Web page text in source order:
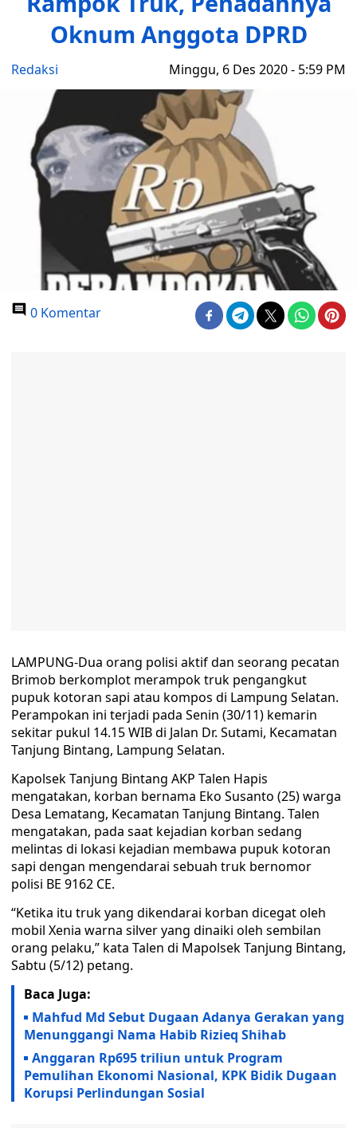
Oknum Anggota DPRD
Redaksi Minggu, 6 Des 2020 - 5:59 PM
0 Komentar
LAMPUNG-Dua orang polisi aktif dan seorang pecatan
Brimob berkomplot merampok truk pengangkut
pupuk kotoran sapi atau kompos di Lampung Selatan.
Perampokan ini terjadi pada Senin (30/11) kemarin
sekitar pukul 14.15 WIB di Jalan Dr. Sutami, Kecamatan
Tanjung Bintang, Lampung Selatan.
Kapolsek Tanjung Bintang AKP Talen Hapis
mengatakan, korban bernama Eko Susanto (25) warga
Desa Lematang, Kecamatan Tanjung Bintang. Talen
mengatakan, pada saat kejadian korban sedang
melintas di lokasi kejadian membawa pupuk kotoran
sapi dengan mengendarai sebuah truk bernomor
polisi BE 9162 CE.
“Ketika itu truk yang dikendarai korban dicegat oleh
mobil Xenia warna silver yang dinaiki oleh sembilan
orang pelaku,” kata Talen di Mapolsek Tanjung Bintang,
Sabtu (5/12) petang.
Baca Juga:
Mahfud Md Sebut Dugaan Adanya Gerakan yang
Menunggangi Nama Habib Rizieq Shihab
Anggaran Rp695 triliun untuk Program
Pemulihan Ekonomi Nasional, KPK Bidik Dugaan
Korupsi Perlindungan Sosial